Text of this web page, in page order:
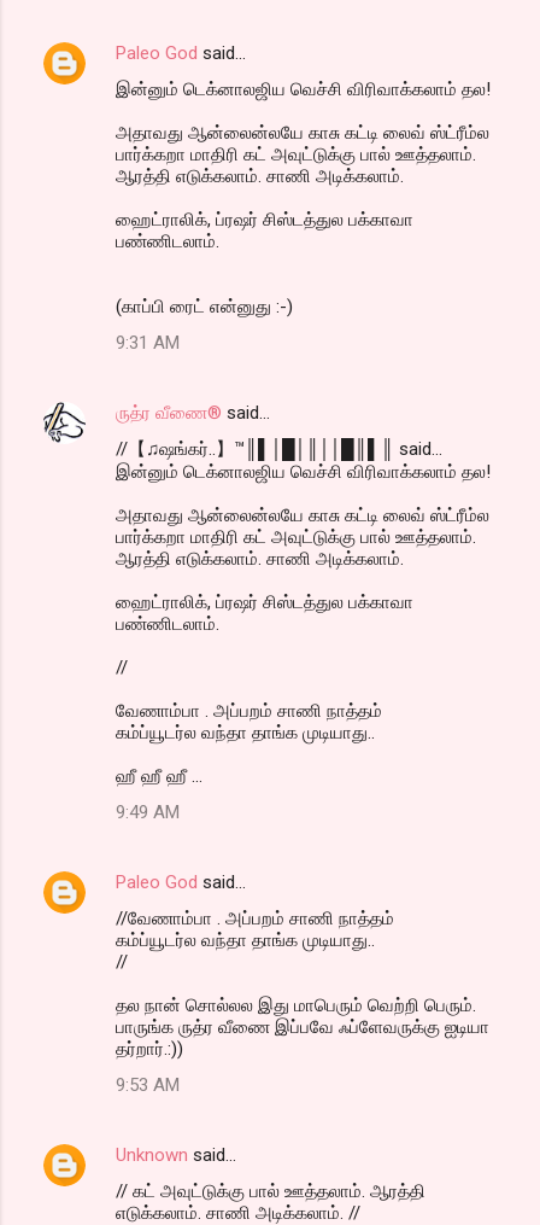
Paleo God said…
இன்னும் டெக்னாலஜிய வெச்சி விரிவாக்கலாம் தல!
அதாவது ஆன்லைன்லயே காசு கட்டி லைவ் ஸ்ட்ரீம்ல
பார்க்கறா மாதிரி கட் அவுட்டுக்கு பால் ஊத்தலாம்.
ஆரத்தி எடுக்கலாம். சாணி அடிக்கலாம்.
ஹைட்ராலிக், ப்ரஷர் சிஸ்டத்துல பக்காவா
பண்ணிடலாம்.
(காப்பி ரைட் என்னுது :-)
9:31 AM
ருத்ர வீணை® said…
//【♫ஷங்கர்..】™║▌│█│║││█║▌║ said...
இன்னும் டெக்னாலஜிய வெச்சி விரிவாக்கலாம் தல!
அதாவது ஆன்லைன்லயே காசு கட்டி லைவ் ஸ்ட்ரீம்ல
பார்க்கறா மாதிரி கட் அவுட்டுக்கு பால் ஊத்தலாம்.
ஆரத்தி எடுக்கலாம். சாணி அடிக்கலாம்.
ஹைட்ராலிக், ப்ரஷர் சிஸ்டத்துல பக்காவா
பண்ணிடலாம்.
//
வேணாம்பா . அப்பறம் சாணி நாத்தம்
கம்ப்யூடர்ல வந்தா தாங்க முடியாது..
ஹீ ஹீ ஹீ ...
9:49 AM
Paleo God said…
//வேணாம்பா . அப்பறம் சாணி நாத்தம்
கம்ப்யூடர்ல வந்தா தாங்க முடியாது..
//
தல நான் சொல்லல இது மாபெரும் வெற்றி பெரும்.
பாருங்க ருத்ர வீணை இப்பவே ஃப்ளேவருக்கு ஐடியா
தர்றார்.:))
9:53 AM
Unknown said…
// கட் அவுட்டுக்கு பால் ஊத்தலாம். ஆரத்தி
எடுக்கலாம். சாணி அடிக்கலாம். //